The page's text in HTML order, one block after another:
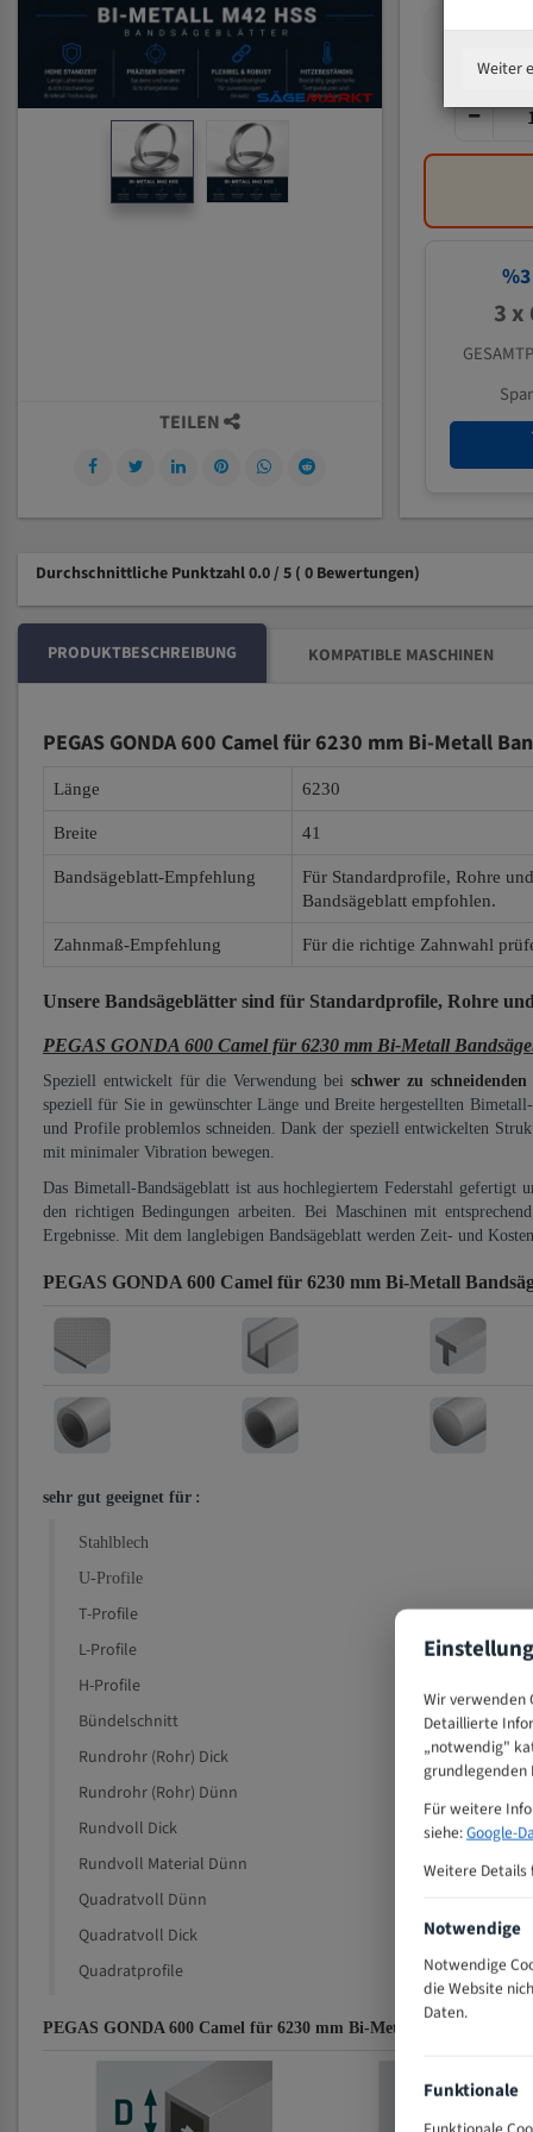
%3
3 x
TEILEN
Durchschnittliche Punktzahl 0.0 / 5 ( 0 Bewertungen)
PRODUKTBESCHREIBUNG KOMPATIBLE MASCHINEN
PEGAS GONDA 600 Camel für 6230 mm Bi-Metall
Länge 6230
Breite 41
Bandsägeblatt-Empfehlung
Für Standardprofile, Rohre
Bandsägeblatt empfohlen.
Zahnmaß-Empfehlung Für die richtige Zahnwahl
Unsere Bandsägeblätter sind für Standardprofile, Rohre
PEGAS GONDA 600 Camel für 6230 mm Bi-Metall
Speziell entwickelt für die Verwendung bei schwer zu
speziell für Sie in gewünschter Länge und Breite hergestellten
und Profile problemlos schneiden. Dank der speziell entwickelten
mit minimaler Vibration bewegen.
Das Bimetall-Bandsägeblatt ist aus hochlegiertem Federstahl
den richtigen Bedingungen arbeiten. Bei Maschinen mit
Ergebnisse. Mit dem langlebigen Bandsägeblatt werden Zeit- und
PEGAS GONDA 600 Camel für 6230 mm Bi-Metall
sehr gut geeignet für :
Stahlblech
U-Profile
T-Profile
L-Profile
H-Profile
Bündelschnitt
Rundrohr (Rohr) Dick
Rundrohr (Rohr) Dünn
Rundvoll Dick
Rundvoll Material Dünn
Quadratvoll Dünn
Quadratvoll Dick
Quadratprofile
PEGAS GONDA 600 Camel für 6230 mm Bi-Metall
Weiter
Wir verwenden
Detaillierte
„notwendig"
grundlegenden
Für weitere
siehe:Google-
Weitere Details
Notwendige
Notwendige
die Website
Daten.
Funktionale